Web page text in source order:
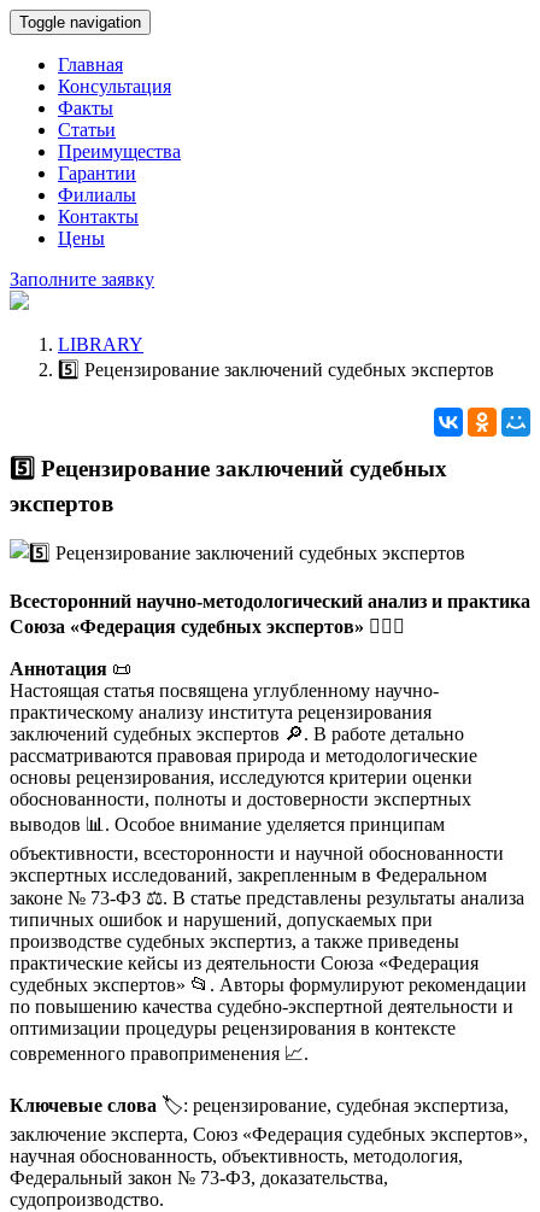
Toggle navigation
Главная
Консультация
Факты
Статьи
Преимущества
Гарантии
Филиалы
Контакты
Цены
Заполните заявку
LIBRARY
5️⃣ Рецензирование заключений судебных экспертов
5️⃣ Рецензирование заключений судебных
экспертов
Всесторонний научно-методологический анализ и практика
Союза «Федерация судебных экспертов» 🧑‍⚖️⚖️
Аннотация 📜
Настоящая статья посвящена углубленному научно-
практическому анализу института рецензирования
заключений судебных экспертов 🔎. В работе детально
рассматриваются правовая природа и методологические
основы рецензирования, исследуются критерии оценки
обоснованности, полноты и достоверности экспертных
выводов 📊. Особое внимание уделяется принципам
объективности, всесторонности и научной обоснованности
экспертных исследований, закрепленным в Федеральном
законе № 73-ФЗ ⚖️. В статье представлены результаты анализа
типичных ошибок и нарушений, допускаемых при
производстве судебных экспертиз, а также приведены
практические кейсы из деятельности Союза «Федерация
судебных экспертов» 📂. Авторы формулируют рекомендации
по повышению качества судебно-экспертной деятельности и
оптимизации процедуры рецензирования в контексте
современного правоприменения 📈.
Ключевые слова 🏷️: рецензирование, судебная экспертиза,
заключение эксперта, Союз «Федерация судебных экспертов»,
научная обоснованность, объективность, методология,
Федеральный закон № 73-ФЗ, доказательства,
судопроизводство.